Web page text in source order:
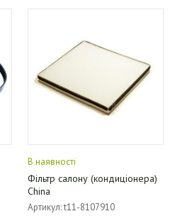
В наявності
Фільтр салону (кондиціонера)
China
Артикул: t11-8107910